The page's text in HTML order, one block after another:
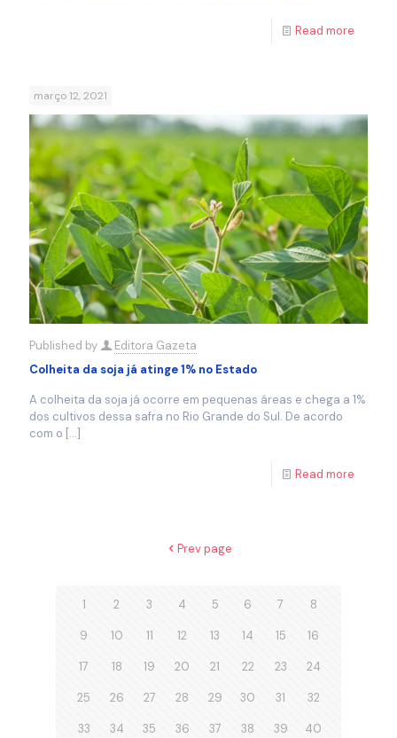
Read more
março 12, 2021
Published by
Editora Gazeta
Colheita da soja já atinge 1% no Estado
A colheita da soja já ocorre em pequenas áreas e chega a 1%
dos cultivos dessa safra no Rio Grande do Sul. De acordo
com o […]
Read more
Prev page
1 2 3 4 5 6 7 8
9 10 11 12 13 14 15 16
17 18 19 20 21 22 23 24
25 26 27 28 29 30 31 32
33 34 35 36 37 38 39 40